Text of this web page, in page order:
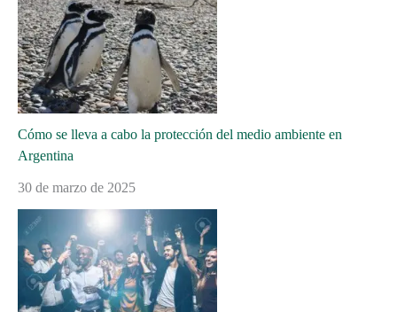
Cómo se lleva a cabo la protección del medio ambiente en
Argentina
30 de marzo de 2025